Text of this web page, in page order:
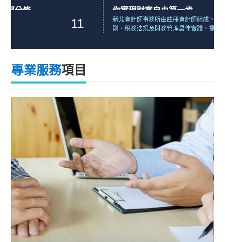
你實現財富自由第一步
新北會計師事務所由註冊會計師組成，精通會計原
則、稅務法規及財務管理最佳實踐，提供高品質專
們致力於為各行各業的客戶提供可靠的專業支持，
幫助他們實現財務目標並持續成長。
專業服務項目